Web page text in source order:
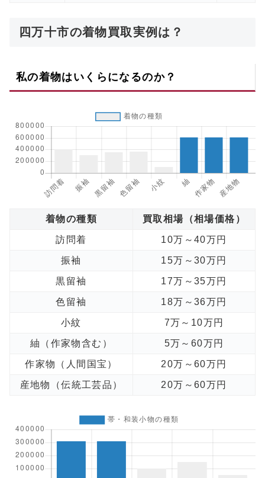
四万十市の着物買取実例は？
私の着物はいくらになるのか？
着物の種類 買取相場（相場価格）
訪問着 10万～40万円
振袖 15万～30万円
黒留袖 17万～35万円
色留袖 18万～36万円
小紋 7万～10万円
紬（作家物含む） 5万～60万円
作家物（人間国宝） 20万～60万円
産地物（伝統工芸品） 20万～60万円